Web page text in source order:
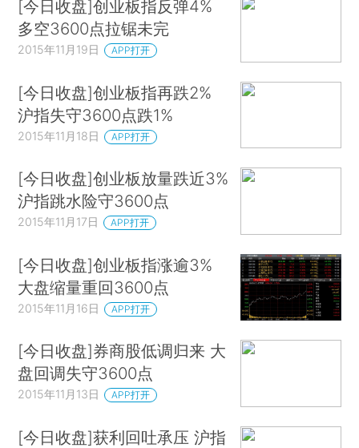
[今日收盘]创业板指反弹4%
多空3600点拉锯未完
2015年11月19日 APP打开
[今日收盘]创业板指再跌2%
沪指失守3600点跌1%
2015年11月18日 APP打开
[今日收盘]创业板放量跌近3%
沪指跳水险守3600点
2015年11月17日 APP打开
[今日收盘]创业板指涨逾3%
大盘缩量重回3600点
2015年11月16日 APP打开
[今日收盘]券商股低调归来 大
盘回调失守3600点
2015年11月13日 APP打开
[今日收盘]获利回吐承压 沪指